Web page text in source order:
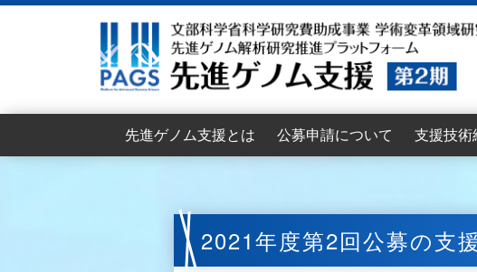
先進ゲノム支援とは 公募申請について 支援技術
2021年度第2回公募の支